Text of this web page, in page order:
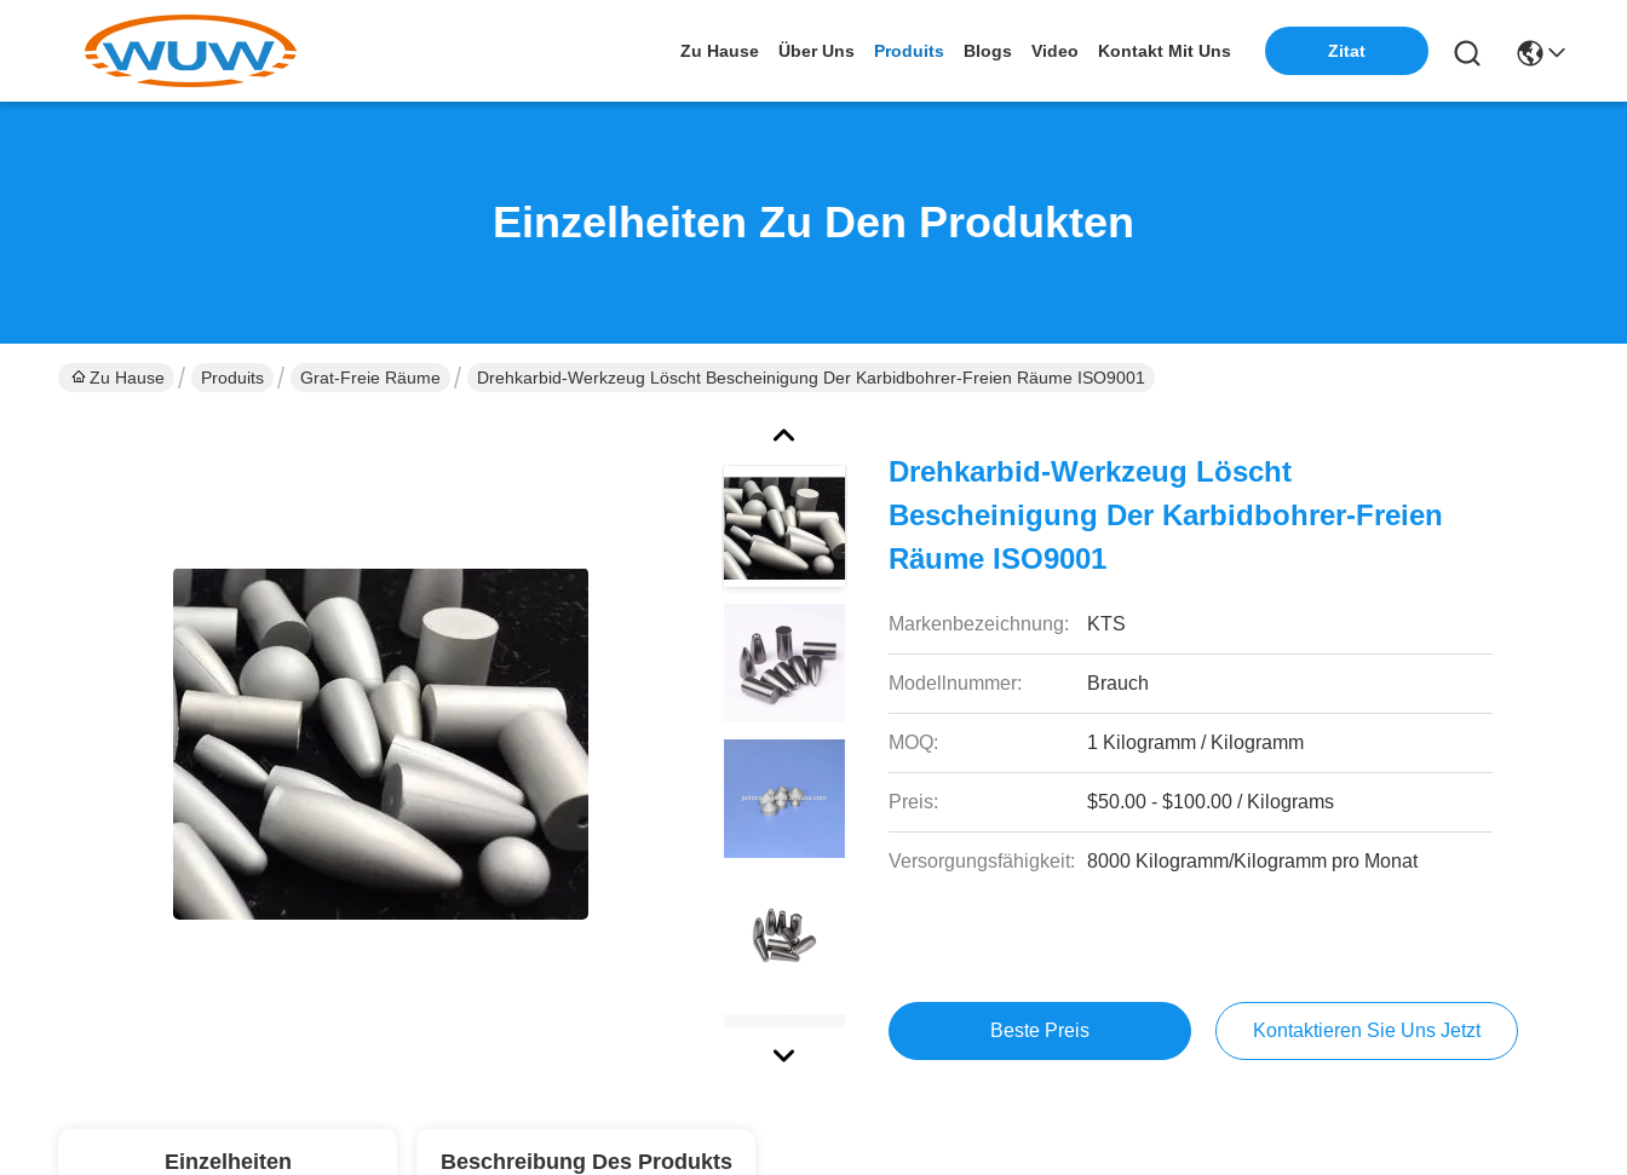
Zu Hause Über Uns Produits Blogs Video Kontakt Mit Uns Zitat
Einzelheiten Zu Den Produkten
Zu Hause Produits Grat-Freie Räume Drehkarbid-Werkzeug Löscht Bescheinigung Der Karbidbohrer-Freien Räume ISO9001
Drehkarbid-Werkzeug Löscht
Bescheinigung Der Karbidbohrer-Freien
Räume ISO9001
Markenbezeichnung: KTS
Modellnummer: Brauch
MOQ: 1 Kilogramm / Kilogramm
Preis: $50.00 - $100.00 / Kilograms
Versorgungsfähigkeit: 8000 Kilogramm/Kilogramm pro Monat
Beste Preis Kontaktieren Sie Uns Jetzt
Einzelheiten Beschreibung Des Produkts